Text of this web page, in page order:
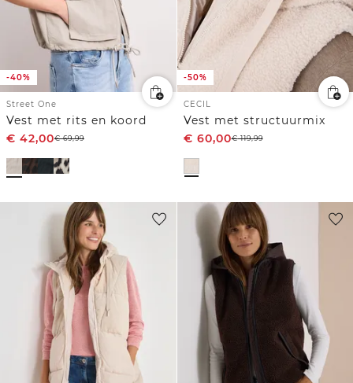
-40%
Street One
Vest met rits en koord
€ 42,00€69,99
-50%
CECIL
Vest met structuurmix
€ 60,00€119,99